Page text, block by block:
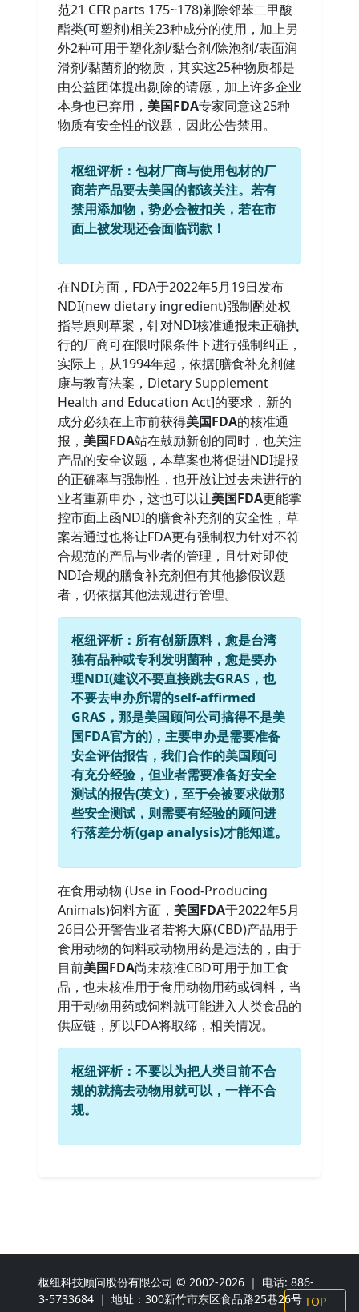
范21 CFR parts 175~178)剃除邻苯二甲酸
酯类(可塑剂)相关23种成分的使用，加上另
外2种可用于塑化剂/黏合剂/除泡剂/表面润
滑剂/黏菌剂的物质，其实这25种物质都是
由公益团体提出剔除的请愿，加上许多企业
本身也已弃用， 美国FDA专家同意这25种
物质有安全性的议题，因此公告禁用。
枢纽评析：包材厂商与使用包材的厂
商若产品要去美国的都该关注。若有
禁用添加物，势必会被扣关，若在市
面上被发现还会面临罚款！
在NDI方面，FDA于2022年5月19日发布
NDI(new dietary ingredient)强制酌处权
指导原则草案，针对NDI核准通报未正确执
行的厂商可在限时限条件下进行强制纠正，
实际上，从1994年起，依据[膳食补充剂健
康与教育法案，Dietary Supplement
Health and Education Act]的要求，新的
成分必须在上市前获得美国FDA的核准通
报， 美国FDA站在鼓励新创的同时，也关注
产品的安全议题，本草案也将促进NDI提报
的正确率与强制性，也开放让过去未进行的
业者重新申办，这也可以让美国FDA更能掌
控市面上函NDI的膳食补充剂的安全性，草
案若通过也将让FDA更有强制权力针对不符
合规范的产品与业者的管理，且针对即使
NDI合规的膳食补充剂但有其他掺假议题
者，仍依据其他法规进行管理。
枢纽评析：所有创新原料，愈是台湾
独有品种或专利发明菌种，愈是要办
理NDI(建议不要直接跳去GRAS，也
不要去申办所谓的self-affirmed
GRAS，那是美国顾问公司搞得不是美
国FDA官方的)，主要申办是需要准备
安全评估报告，我们合作的美国顾问
有充分经验，但业者需要准备好安全
测试的报告(英文)，至于会被要求做那
些安全测试，则需要有经验的顾问进
行落差分析(gap analysis)才能知道。
在食用动物 (Use in Food-Producing
Animals)饲料方面， 美国FDA于2022年5月
26日公开警告业者若将大麻(CBD)产品用于
食用动物的饲料或动物用药是违法的，由于
目前美国FDA尚未核准CBD可用于加工食
品，也未核准用于食用动物用药或饲料，当
用于动物用药或饲料就可能进入人类食品的
供应链，所以FDA将取缔，相关情况。
枢纽评析：不要以为把人类目前不合
规的就搞去动物用就可以，一样不合
规。
TOP
枢纽科技顾问股份有限公司 © 2002-2026 ｜ 电话: 886-
3-5733684 ｜ 地址：300新竹市东区食品路25巷26号